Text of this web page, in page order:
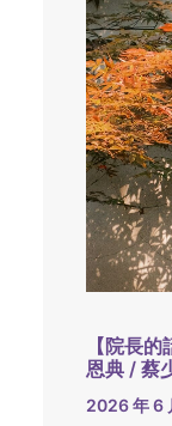
【院長
恩典 / 蔡
2026 年 6